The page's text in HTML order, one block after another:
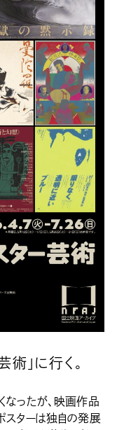
」に行く。
ったが、映画作品
スターは独自の発展